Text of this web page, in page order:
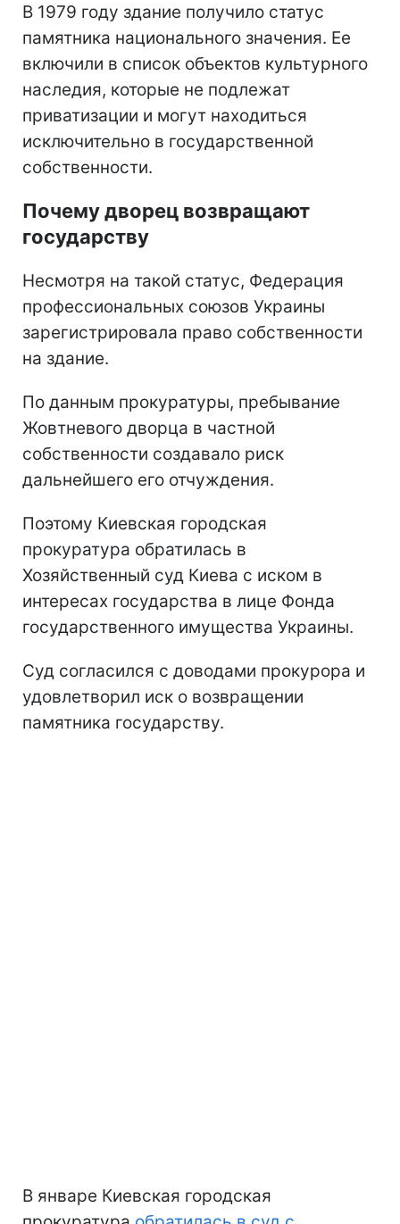
В 1979 году здание получило статус
памятника национального значения. Ее
включили в список объектов культурного
наследия, которые не подлежат
приватизации и могут находиться
исключительно в государственной
собственности.
Почему дворец возвращают
государству
Несмотря на такой статус, Федерация
профессиональных союзов Украины
зарегистрировала право собственности
на здание.
По данным прокуратуры, пребывание
Жовтневого дворца в частной
собственности создавало риск
дальнейшего его отчуждения.
Поэтому Киевская городская
прокуратура обратилась в
Хозяйственный суд Киева с иском в
интересах государства в лице Фонда
государственного имущества Украины.
Суд согласился с доводами прокурора и
удовлетворил иск о возвращении
памятника государству.
В январе Киевская городская